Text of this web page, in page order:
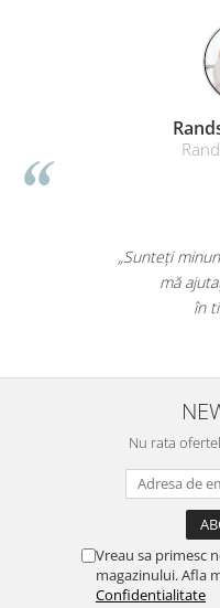
Cartuse, tonere,
Suporturi si huse
Periferice PC si accesorii
Boxe portabile
Calculatoare de birou
Distrugatoare documente
Cosuri de gunoi pentru
Scaune, birouri si produse
„Sunteți
mă
în
Nu rata
Vreau sa primesc
magazinului. Afla
Confidentialitate